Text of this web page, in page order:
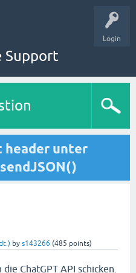
Login
Support
header unter
by s143266 (485 points)
ChatGPT API schicken.